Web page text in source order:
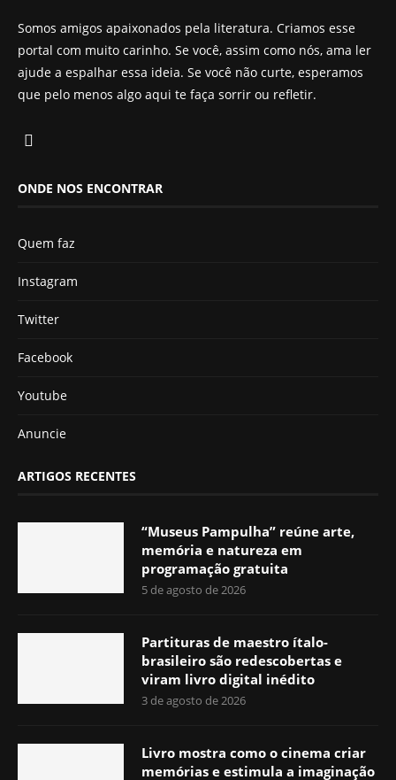
Somos amigos apaixonados pela literatura. Criamos esse
portal com muito carinho. Se você, assim como nós, ama ler
ajude a espalhar essa ideia. Se você não curte, esperamos
que pelo menos algo aqui te faça sorrir ou refletir.
ONDE NOS ENCONTRAR
Quem faz
Instagram
Twitter
Facebook
Youtube
Anuncie
ARTIGOS RECENTES
“Museus Pampulha” reúne arte,
memória e natureza em
programação gratuita
5 de agosto de 2026
Partituras de maestro ítalo-
brasileiro são redescobertas e
viram livro digital inédito
3 de agosto de 2026
Livro mostra como o cinema criar
memórias e estimula a imaginação